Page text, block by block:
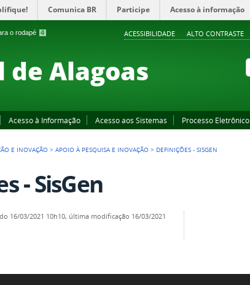
o rodapé 4 ACESSIBILIDADE ALTO CONTRASTE
Comunica BR Participe Acesso à informação
Alagoas
Acesso à Informação Acesso aos Sistemas Processo Eletrônico
E INOVAÇÃO >APOIO À PESQUISA E INOVAÇÃO > DEFINIÇÕES - SISGEN
- SisGen
16/03/2021 10h10, última modificação 16/03/2021